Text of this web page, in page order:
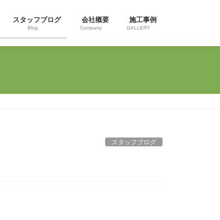
スタッフブログ
Blog
会社概要
Company
施工事例
GALLERY
スタッフブログ